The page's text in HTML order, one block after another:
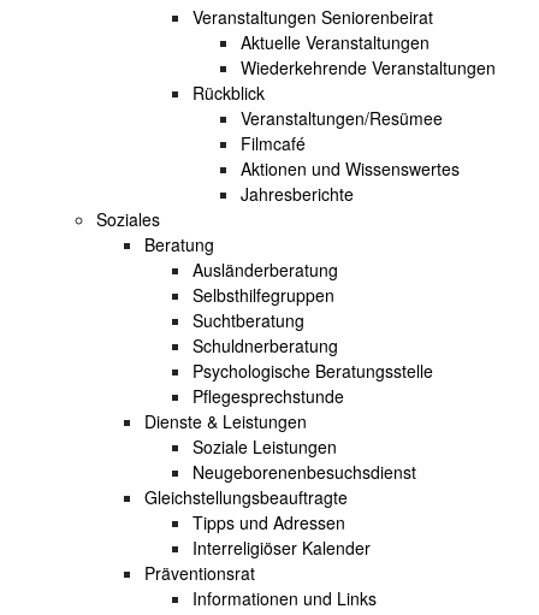
Veranstaltungen Seniorenbeirat
Aktuelle Veranstaltungen
Wiederkehrende Veranstaltungen
Rückblick
Veranstaltungen/Resümee
Filmcafé
Aktionen und Wissenswertes
Jahresberichte
Soziales
Beratung
Ausländerberatung
Selbsthilfegruppen
Suchtberatung
Schuldnerberatung
Psychologische Beratungsstelle
Pflegesprechstunde
Dienste & Leistungen
Soziale Leistungen
Neugeborenenbesuchsdienst
Gleichstellungsbeauftragte
Tipps und Adressen
Interreligiöser Kalender
Präventionsrat
Informationen und Links